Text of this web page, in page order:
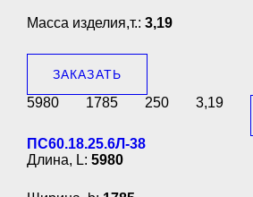
Масса изделия,т.: 3,19
ЗАКАЗАТЬ
5980 1785 250 3,19
ПС60.18.25.6Л-38
Длина, L: 5980